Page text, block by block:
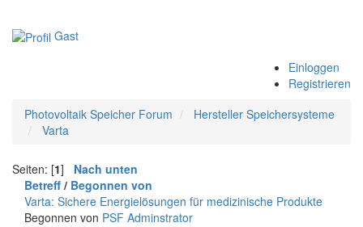
Gast
Einloggen
Registrieren
Photovoltaik Speicher Forum
Hersteller Speichersysteme
Varta
Seiten: [1] Nach unten
Betreff / Begonnen von
Varta: Sichere Energielösungen für medizinische Produkte
Begonnen von PSF Adminstrator